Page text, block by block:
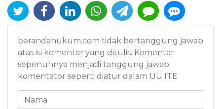
berandahukum.com tidak bertanggung jawab
atas isi komentar yang ditulis. Komentar
sepenuhnya menjadi tanggung jawab
komentator seperti diatur dalam UU ITE